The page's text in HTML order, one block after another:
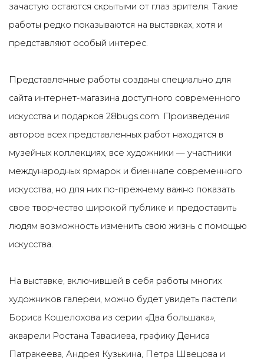
зачастую остаются скрытыми от глаз зрителя. Такие
работы редко показываются на выставках, хотя и
представляют особый интерес.
Представленные работы созданы специально для
сайта интернет-магазина доступного современного
искусства и подарков 28bugs.com. Произведения
авторов всех представленных работ находятся в
музейных коллекциях, все художники — участники
международных ярмарок и биеннале современного
искусства, но для них по-прежнему важно показать
свое творчество широкой публике и предоставить
людям возможность изменить свою жизнь с помощью
искусства.
На выставке, включившей в себя работы многих
художников галереи, можно будет увидеть пастели
Бориса Кошелохова из серии «Два большака»,
акварели Ростана Тавасиева, графику Дениса
Патракеева, Андрея Кузькина, Петра Швецова и